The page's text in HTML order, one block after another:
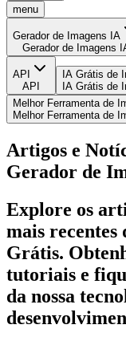
menu
Gerador de Imagens IA
Gerador de Imagens
API
API
IA Grátis de
IA Grátis de
Melhor Ferramenta de
Melhor Ferramenta de
Artigos e
Gerador de
Explore os
mais
Grátis.
tutoriais e
da nossa